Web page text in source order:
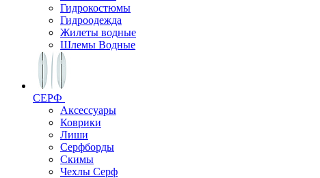
Гидрокостюмы
Гидроодежда
Жилеты водные
Шлемы Водные
СЕРФ
Аксессуары
Коврики
Лиши
Серфборды
Скимы
Чехлы Cерф